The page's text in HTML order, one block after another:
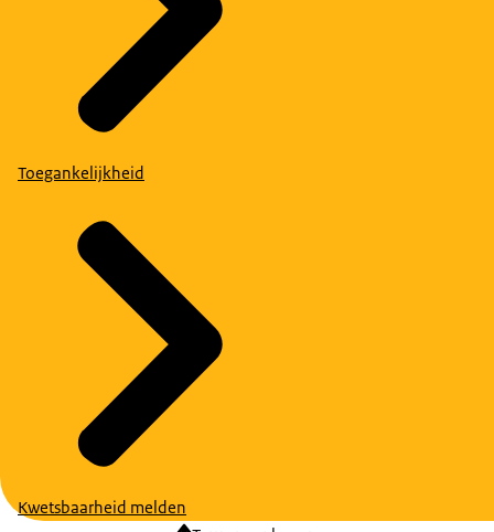
Toegankelijkheid
Kwetsbaarheid melden